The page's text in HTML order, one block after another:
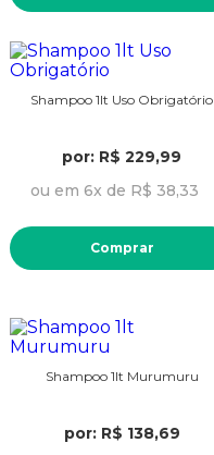
Shampoo 1lt Uso Obrigatório
por: R$ 229,99
ou em 6x de R$ 38,33
Comprar
Shampoo 1lt Murumuru
por: R$ 138,69